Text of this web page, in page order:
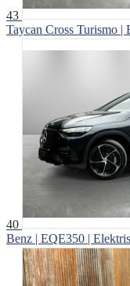
43
Taycan Cross Turismo |
40
Benz | EQE350 |